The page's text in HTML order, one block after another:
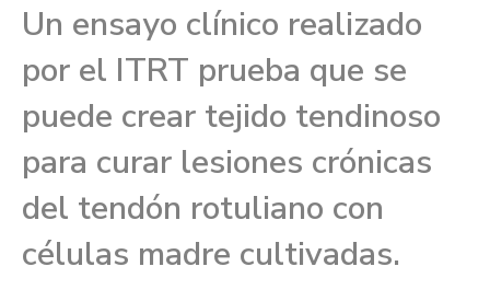
Un ensayo clínico realizado
por el ITRT prueba que se
puede crear tejido tendinoso
para curar lesiones crónicas
del tendón rotuliano con
células madre cultivadas.